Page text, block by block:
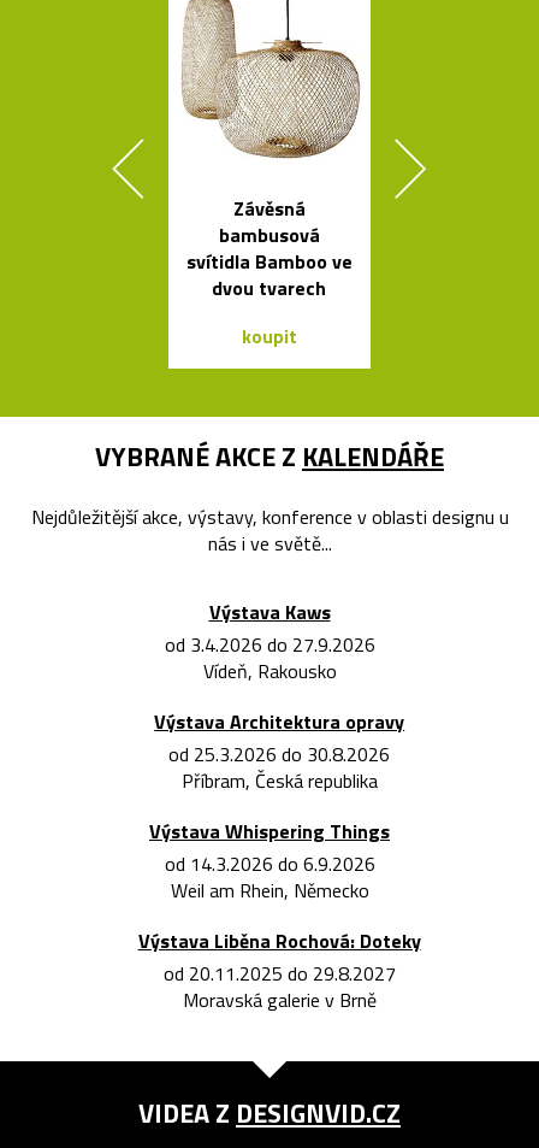
Závěsná
bambusová
svítidla Bamboo ve
dvou tvarech
koupit
VYBRANÉ AKCE Z KALENDÁŘE
Nejdůležitější akce, výstavy, konference v oblasti designu u
nás i ve světě...
Výstava Kaws
od 3.4.2026 do 27.9.2026
Vídeň, Rakousko
Výstava Architektura opravy
od 25.3.2026 do 30.8.2026
Příbram, Česká republika
Výstava Whispering Things
od 14.3.2026 do 6.9.2026
Weil am Rhein, Německo
Výstava Liběna Rochová: Doteky
od 20.11.2025 do 29.8.2027
Moravská galerie v Brně
VIDEA Z DESIGNVID.CZ